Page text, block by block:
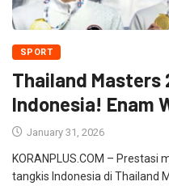
SPORT
Thailand Masters
Indonesia! Enam
January 31, 2026
KORANPLUS.COM –
tangkis Indonesia di Thailand